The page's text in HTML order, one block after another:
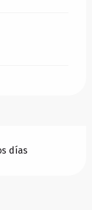
días